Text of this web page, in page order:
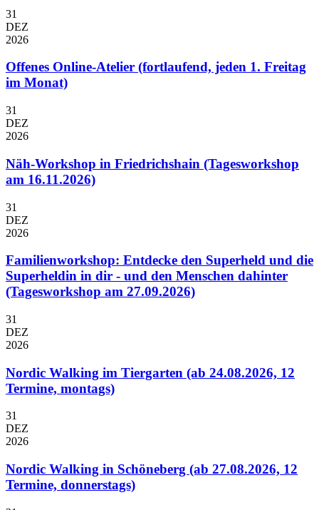
31
DEZ
2026
Offenes Online-Atelier (fortlaufend, jeden 1. Freitag
im Monat)
31
DEZ
2026
Näh-Workshop in Friedrichshain (Tagesworkshop
am 16.11.2026)
31
DEZ
2026
Familienworkshop: Entdecke den Superheld und die
Superheldin in dir - und den Menschen dahinter
(Tagesworkshop am 27.09.2026)
31
DEZ
2026
Nordic Walking im Tiergarten (ab 24.08.2026, 12
Termine, montags)
31
DEZ
2026
Nordic Walking in Schöneberg (ab 27.08.2026, 12
Termine, donnerstags)